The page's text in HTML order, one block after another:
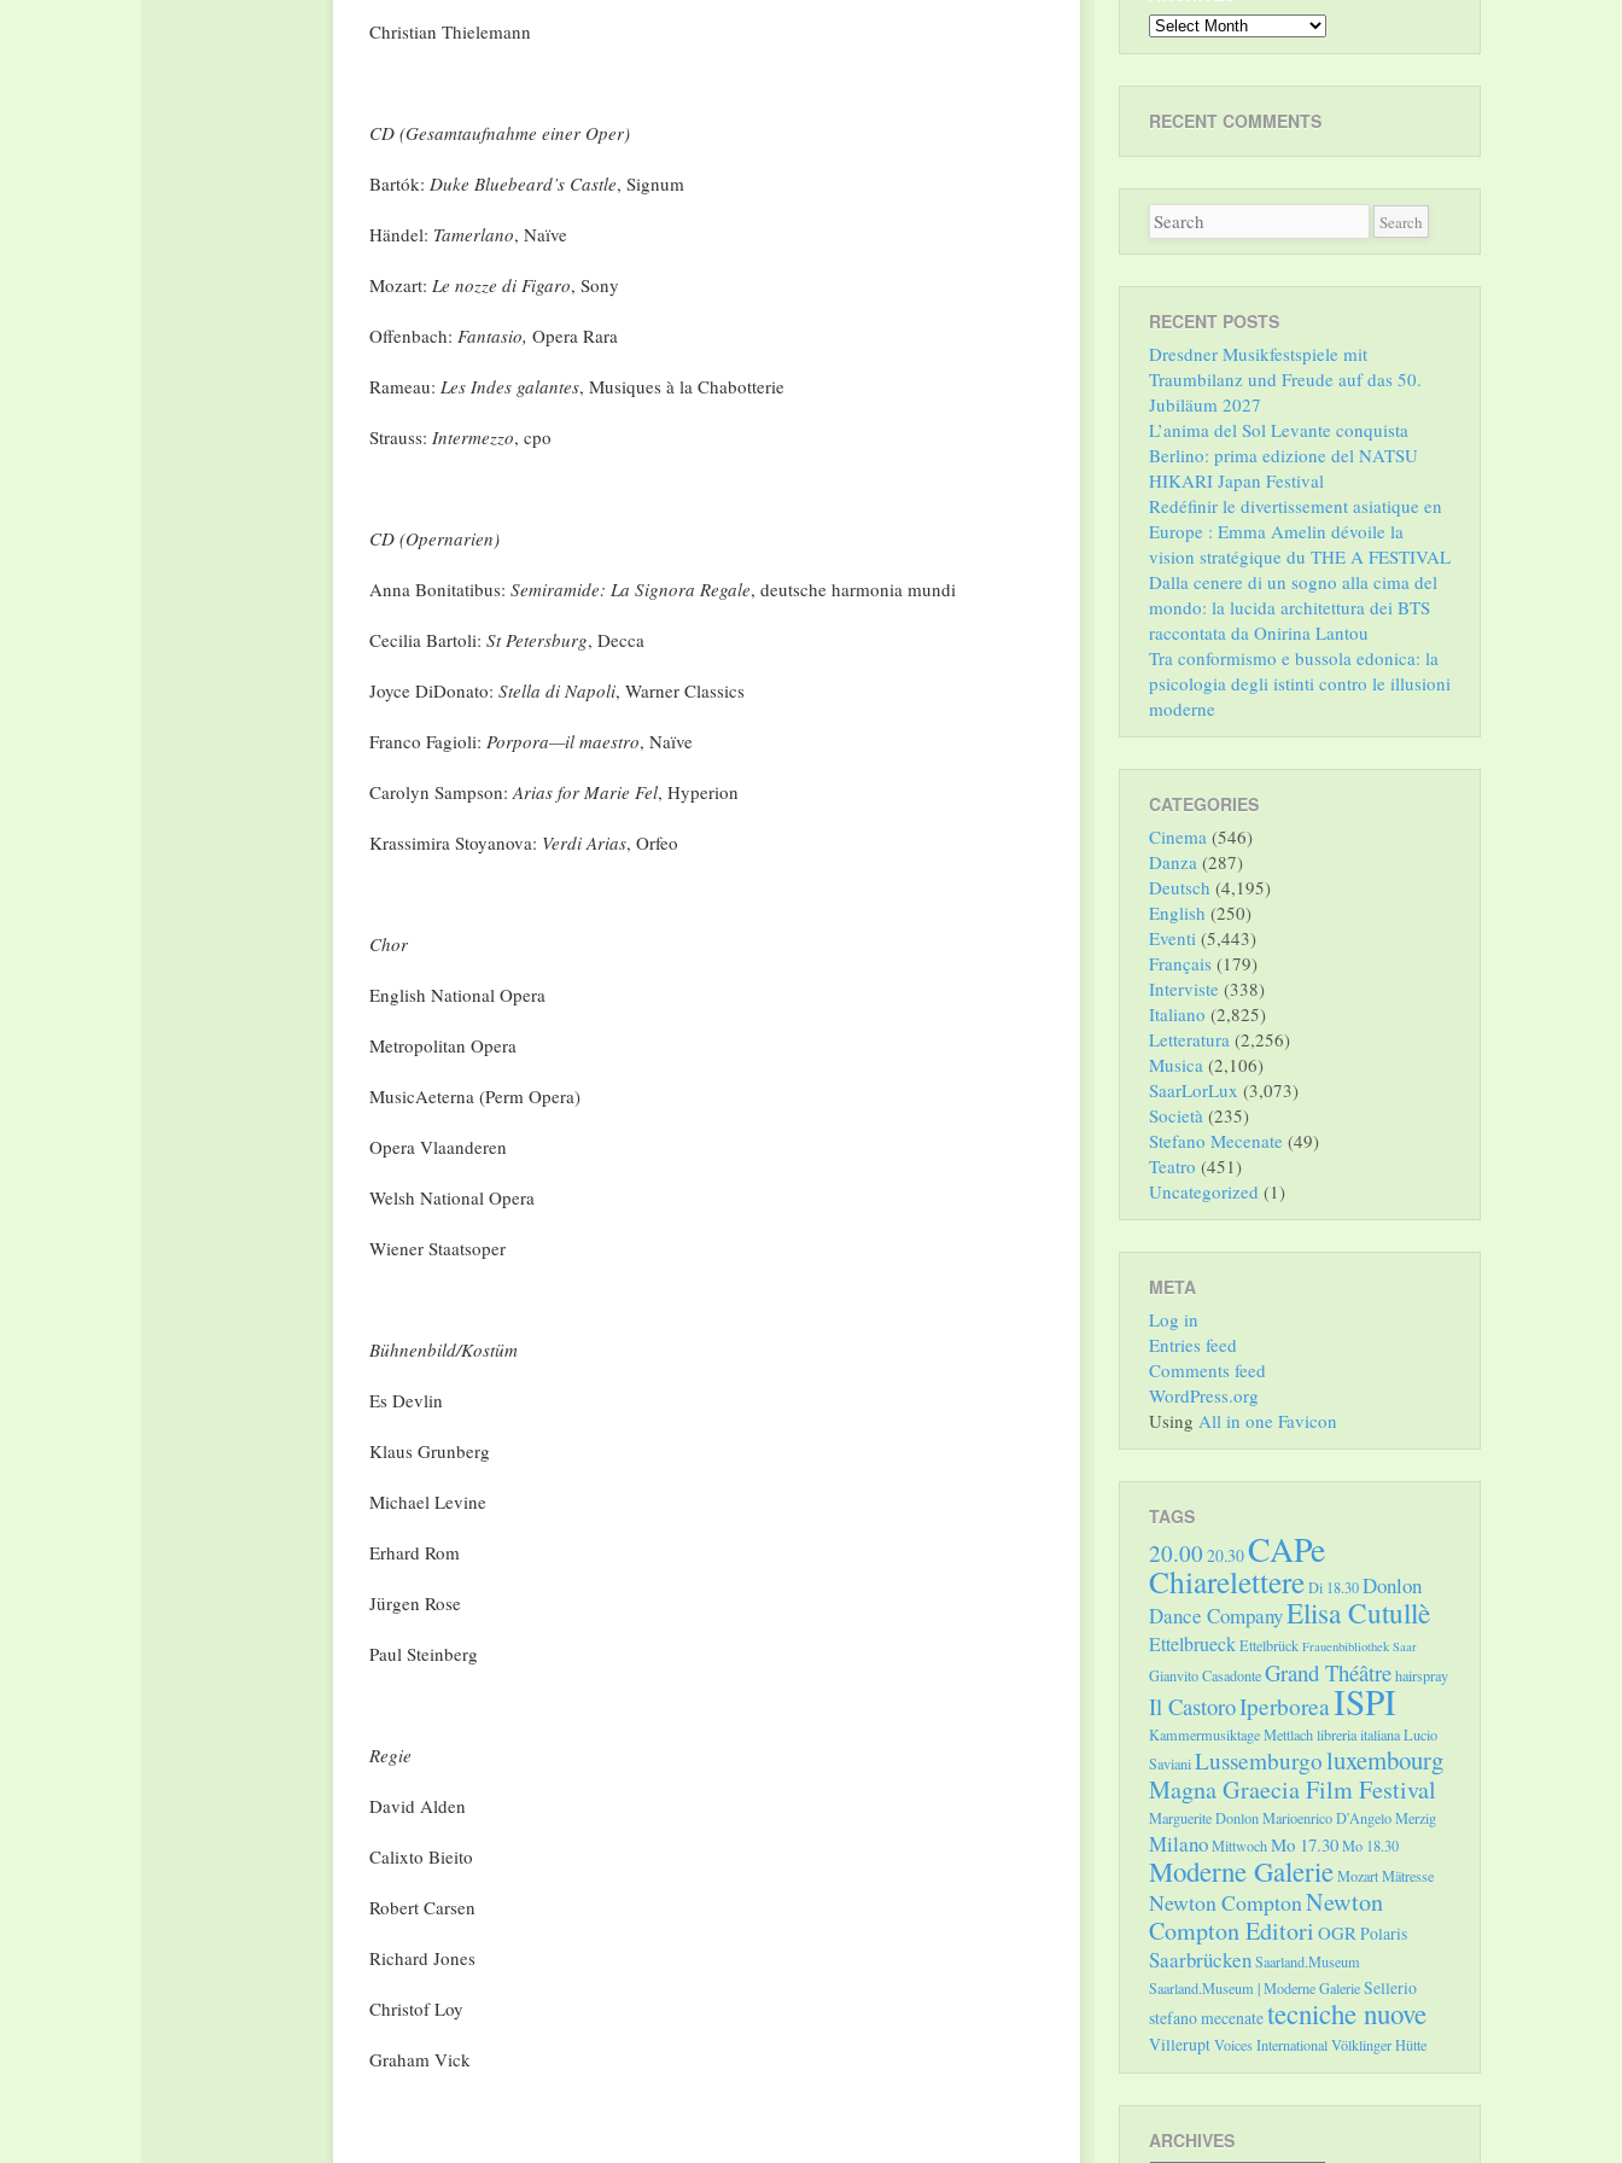
Christian Thielemann
CD (Gesamtaufnahme einer Oper)
Bartók: Duke Bluebeard’s Castle, Signum
Händel: Tamerlano, Naïve
Mozart: Le nozze di Figaro, Sony
Offenbach: Fantasio, Opera Rara
Rameau: Les Indes galantes, Musiques à la Chabotterie
Strauss: Intermezzo, cpo
CD (Opernarien)
Anna Bonitatibus: Semiramide: La Signora Regale, deutsche harmonia mundi
Cecilia Bartoli: St Petersburg, Decca
Joyce DiDonato: Stella di Napoli, Warner Classics
Franco Fagioli: Porpora—il maestro, Naïve
Carolyn Sampson: Arias for Marie Fel, Hyperion
Krassimira Stoyanova: Verdi Arias, Orfeo
Chor
English National Opera
Metropolitan Opera
MusicAeterna (Perm Opera)
Opera Vlaanderen
Welsh National Opera
Wiener Staatsoper
Bühnenbild/Kostüm
Es Devlin
Klaus Grunberg
Michael Levine
Erhard Rom
Jürgen Rose
Paul Steinberg
Regie
David Alden
Calixto Bieito
Robert Carsen
Richard Jones
Christof Loy
Graham Vick
Archives
RECENT COMMENTS
RECENT POSTS
Dresdner Musikfestspiele mit
Traumbilanz und Freude auf das 50.
Jubiläum 2027
L’anima del Sol Levante conquista
Berlino: prima edizione del NATSU
HIKARI Japan Festival
Redéfinir le divertissement asiatique en
Europe : Emma Amelin dévoile la
vision stratégique du THE A FESTIVAL
Dalla cenere di un sogno alla cima del
mondo: la lucida architettura dei BTS
raccontata da Onirina Lantou
Tra conformismo e bussola edonica: la
psicologia degli istinti contro le illusioni
moderne
CATEGORIES
Cinema (546)
Danza (287)
Deutsch (4,195)
English (250)
Eventi (5,443)
Français (179)
Interviste (338)
Italiano (2,825)
Letteratura (2,256)
Musica (2,106)
SaarLorLux (3,073)
Società (235)
Stefano Mecenate (49)
Teatro (451)
Uncategorized (1)
META
Log in
Entries feed
Comments feed
WordPress.org
Using All in one Favicon
TAGS
20.00 20.30CAPe
ChiarelettereDi 18.30Donlon
Dance CompanyElisa Cutullè
EttelbrueckEttelbrück Frauenbibliothek Saar
Gianvito CasadonteGrand Théâtrehairspray
Il CastoroIperboreaISPI
Kammermusiktage Mettlachlibreria italianaLucio
SavianiLussemburgoluxembourg
Magna Graecia Film Festival
Marguerite DonlonMarioenrico D'AngeloMerzig
MilanoMittwochMo 17.30Mo 18.30
Moderne GalerieMozartMätresse
Newton ComptonNewton
Compton Editori OGRPolaris
SaarbrückenSaarland.Museum
Saarland.Museum | Moderne GalerieSellerio
stefano mecenatetecniche nuove
VilleruptVoices InternationalVölklinger Hütte
ARCHIVES